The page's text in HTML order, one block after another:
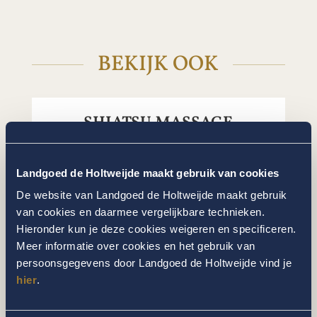
Landgoed de Holtweijde maakt gebruik van cookies
De website van Landgoed de Holtweijde maakt gebruik
van cookies en daarmee vergelijkbare technieken.
Hieronder kun je deze cookies weigeren en specificeren.
Meer informatie over cookies en het gebruik van
persoonsgegevens door Landgoed de Holtweijde vind je
hier.
BEKIJK OOK
SHIATSU MASSAGE